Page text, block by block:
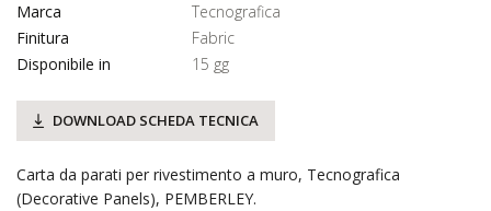
Marca
Tecnografica
Finitura
Fabric
Disponibile in
15 gg
DOWNLOAD SCHEDA TECNICA
Carta da parati per rivestimento a muro, Tecnografica
(Decorative Panels), PEMBERLEY.